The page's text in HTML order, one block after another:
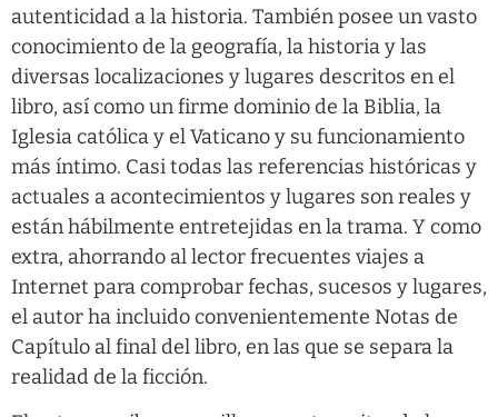
autenticidad a la historia. También posee un vasto
conocimiento de la geografía, la historia y las
diversas localizaciones y lugares descritos en el
libro, así como un firme dominio de la Biblia, la
Iglesia católica y el Vaticano y su funcionamiento
más íntimo. Casi todas las referencias históricas y
actuales a acontecimientos y lugares son reales y
están hábilmente entretejidas en la trama. Y como
extra, ahorrando al lector frecuentes viajes a
Internet para comprobar fechas, sucesos y lugares,
el autor ha incluido convenientemente Notas de
Capítulo al final del libro, en las que se separa la
realidad de la ficción.